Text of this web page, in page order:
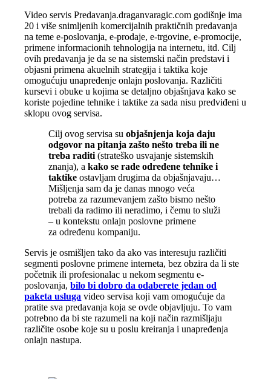
Video servis Predavanja.draganvaragic.com godišnje ima
20 i više snimljenih komercijalnih praktičnih predavanja
na teme e-poslovanja, e-prodaje, e-trgovine, e-promocije,
primene informacionih tehnologija na internetu, itd. Cilj
ovih predavanja je da se na sistemski način predstavi i
objasni primena akuelnih strategija i taktika koje
omogućuju unapređenje onlajn poslovanja. Različiti
kursevi i obuke u kojima se detaljno objašnjava kako se
koriste pojedine tehnike i taktike za sada nisu predviđeni u
sklopu ovog servisa.
Cilj ovog servisa suobjašnjenja koja daju
odgovor na pitanja zašto nešto treba ili ne
treba raditi (strateško usvajanje sistemskih
znanja), akako se rade određene tehnike i
taktike ostavljam drugima da objašnjavaju…
Mišljenja sam da je danas mnogo veća
potreba za razumevanjem zašto bismo nešto
trebali da radimo ili neradimo, i čemu to služi
– u kontekstu onlajn poslovne primene
za određenu kompaniju.
Servis je osmišljen tako da ako vas interesuju različiti
segmenti poslovne primene interneta, bez obzira da li ste
početnik ili profesionalac u nekom segmentu e-
poslovanja,bilo bi dobro da odaberete jedan od
paketa usluga video servisa koji vam omogućuje da
pratite sva predavanja koja se ovde objavljuju. To vam
potrebno da bi ste razumeli na koji način razmišljaju
različite osobe koje su u poslu kreiranja i unapređenja
onlajn nastupa.